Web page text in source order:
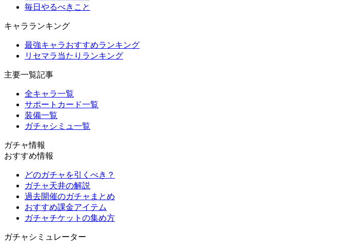
毎日やるべきこと
キャラランキング
最強キャラおすすめランキング
リセマラ当たりランキング
主要一覧記事
全キャラ一覧
サポートカード一覧
装備一覧
ガチャシミュ一覧
ガチャ情報
おすすめ情報
どのガチャを引くべき？
ガチャ天井の解説
過去開催のガチャまとめ
おすすめ課金アイテム
ガチャチケットの集め方
ガチャシミュレーター